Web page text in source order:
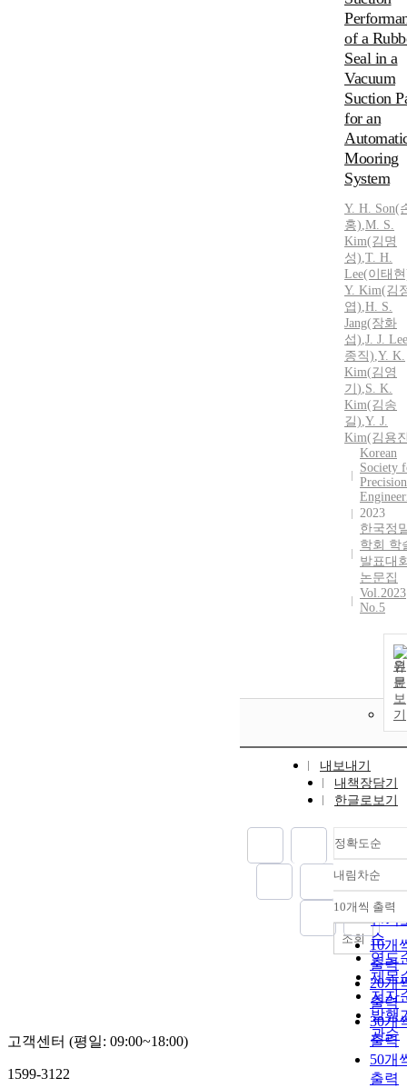
of a
Seal in a
Vacuum
Suction
for an
Mooring
System
Y. H. Son(
홍),M. S.
Kim(김명
성),T. H.
Lee(이태
Y. Kim(김
엽),H. S.
Jang(장화
섭),J. J.
종직),Y. K.
Kim(김영
기 ),S. K.
Kim(김송
길),Y. J.
Kim(김용
Korean
Society
Precision
2023
한국정
학회 학
발표대
논문집
Vol.2023
No.5
원
문
보
기
내보내기
내책장담기
한글로보기
정확도순
정확
순
인기
순
연도
제목
저자
발행
관순
내림차순
내림
10개씩 출력
10개
출력
20개
출력
30개
출력
50개
출력
조회
고객센터 (평일: 09:00~18:00)
1599-3122